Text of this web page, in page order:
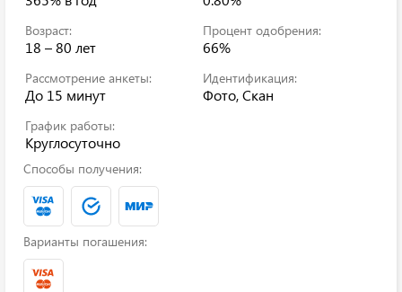
Возраст:
18 – 80 лет
Процент одобрения:
66%
Рассмотрение анкеты:
До 15 минут
Идентификация:
Фото, Скан
График работы:
Круглосуточно
Способы получения:
Варианты погашения: